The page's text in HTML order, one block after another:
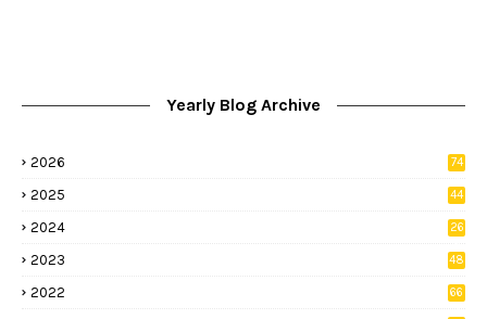
Yearly Blog Archive
2026
74
2025
44
2024
26
2023 48
2022
66